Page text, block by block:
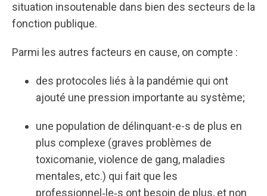
situation insoutenable dans bien des secteurs de la
fonction publique.
Parmi les autres facteurs en cause, on compte :
des protocoles liés à la pandémie qui ont
ajouté une pression importante au système;
une population de délinquant-e-s de plus en
plus complexe (graves problèmes de
toxicomanie, violence de gang, maladies
mentales, etc.) qui fait que les
professionnel‑le‑s ont besoin de plus, et non